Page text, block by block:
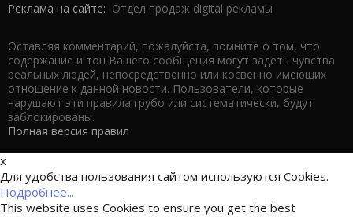
Реклама на сайте: Отдел продаж digital рекламы
Оставляя комментарий, пожалуйста, помните о том, что
содержание и тон Вашего сообщения могут задеть чувства
реальных людей, непосредственно или косвенно имеющих
отношение к данной новости. Пользователи, которые
нарушают эти правила грубо или систематически, будут
заблокированы.
Полная версия правил
x
Для удобства пользования сайтом используются Cookies.
Подробнее...
This website uses Cookies to ensure you get the best